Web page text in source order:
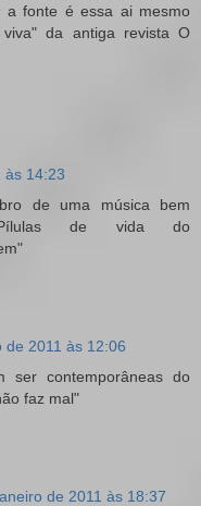
a fonte é essa ai mesmo
da antiga revista O
às 14:23
de uma música bem
de vida do
de 2011 às 12:06
ser contemporâneas do
faz mal"
de 2011 às 18:37